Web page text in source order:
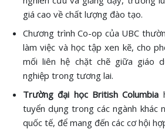
giá cao về chất lượng đào tạo.
Chương trình Co-op của UBC
làm việc và học tập xen kẽ, cho
mối liên hệ chặt chẽ giữa giáo
nghiệp trong tương lai.
Trường đại học British Columbia
tuyển dụng trong các ngành khác
quốc tế, để mang đến các cơ hội